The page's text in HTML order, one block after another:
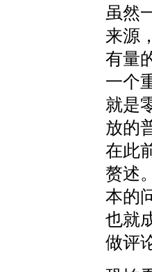
虽然
来源
有量
一个
就是
放的
在此
赘述
本的
也就
做评